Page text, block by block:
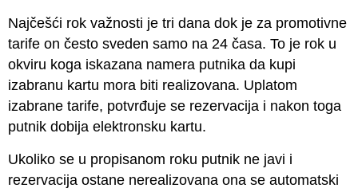
Najčešći rok važnosti je tri dana dok je za promotivne
tarife on često sveden samo na 24 časa. To je rok u
okviru koga iskazana namera putnika da kupi
izabranu kartu mora biti realizovana. Uplatom
izabrane tarife, potvrđuje se rezervacija i nakon toga
putnik dobija elektronsku kartu.
Ukoliko se u propisanom roku putnik ne javi i
rezervacija ostane nerealizovana ona se automatski